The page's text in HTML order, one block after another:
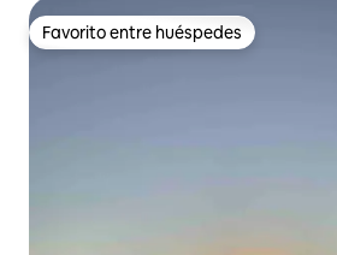
Favorito entre huéspedes
Favorito entre huéspedes